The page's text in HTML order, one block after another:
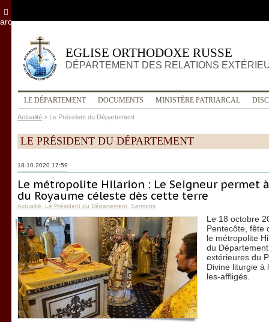
EGLISE ORTHODOXE RUSSE
DÉPARTEMENT DES RELATIONS
LE DÉPARTEMENT DOCUMENTS MINISTÈRE PATRIARCAL
Actualité > Le Président du Département
LE PRÉSIDENT DU DÉPARTEMENT
18.10.2020 17:59
Le métropolite Hilarion : Le Seigneur permet
du Royaume céleste dès cette terre
Actualité Le Président du Département Sermons
Le 18 octobre
Pentecôte, fête
le métropolite
du
extérieures du
Divine liturgie à
les-affligés.
archives